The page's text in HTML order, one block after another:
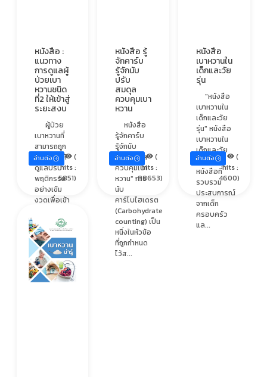
หนังสือ :
แนวทาง
การดูแลผู้
ป่วยเบา
หวานชนิด
ที่2 ให้เข้าสู่
ระยะสงบ
ผู้ป่วย
เบาหวานที่
สามารถถูก
คัดเลือกให้
ดูแลปรับ
พฤติกรรม
อย่างเข้ม
งวดเพื่อเข้า
- เป็นเบา
หวานชนิด
ที่2 ที่ได...
อ่านต่อ
(
hits :
5851)
หนังสือ รู้
จักคาร์บ
รู้จักนับ
ปรับ
สมดุล
ควบคุมเบา
หวาน
หนังสือ
รู้จักคาร์บ
รู้จักนับ
ปรับสมดุล
ควบคุมเบา
หวาน" การ
นับ
คาร์โบไฮเดรต
(Carbohydrate
counting) เป็น
หนึ่งในหัวข้อ
ที่ถูกกำหนด
ไว้ส...
อ่านต่อ
(
hits :
88653)
หนังสือ
เบาหวานใน
เด็กและวัย
รุ่น
"หนังสือ
เบาหวานใน
เด็กและวัย
รุ่น" หนังสือ
เบาหวานใน
เด็กและวัย
รุ่น เป็น
หนังสือที่
รวบรวม
ประสบการณ์
จากเด็ก
ครอบครัว
แล...
อ่านต่อ
(
hits :
4600)